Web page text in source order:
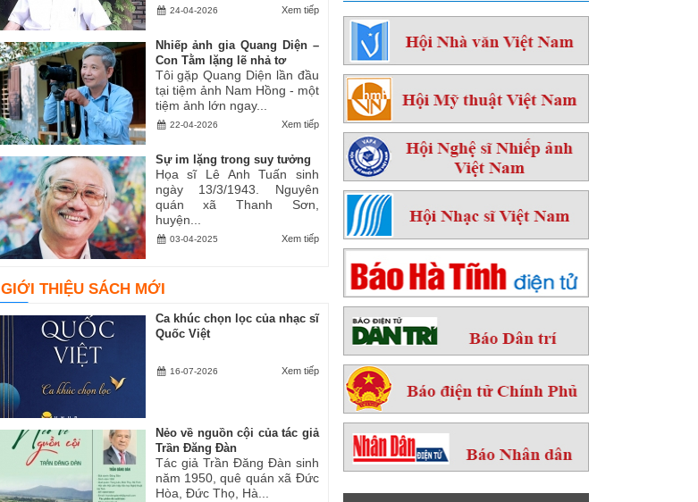
Xem tiếp
24-04-2026
Nhiếp ảnh gia Quang Diện –
Con Tằm lặng lẽ nhả tơ
Tôi gặp Quang Diện lần đầu
tại tiệm ảnh Nam Hồng - một
tiệm ảnh lớn ngay...
Xem tiếp
22-04-2026
Sự im lặng trong suy tưởng
Họa sĩ Lê Anh Tuấn sinh
ngày 13/3/1943. Nguyên
quán xã Thanh Sơn,
huyện...
Xem tiếp
03-04-2025
GIỚI THIỆU SÁCH MỚI
Ca khúc chọn lọc của nhạc sĩ
Quốc Việt
Xem tiếp
16-07-2026
Nẻo về nguồn cội của tác giả
Trần Đăng Đàn
Tác giả Trần Đăng Đàn sinh
năm 1950, quê quán xã Đức
Hòa, Đức Thọ, Hà...